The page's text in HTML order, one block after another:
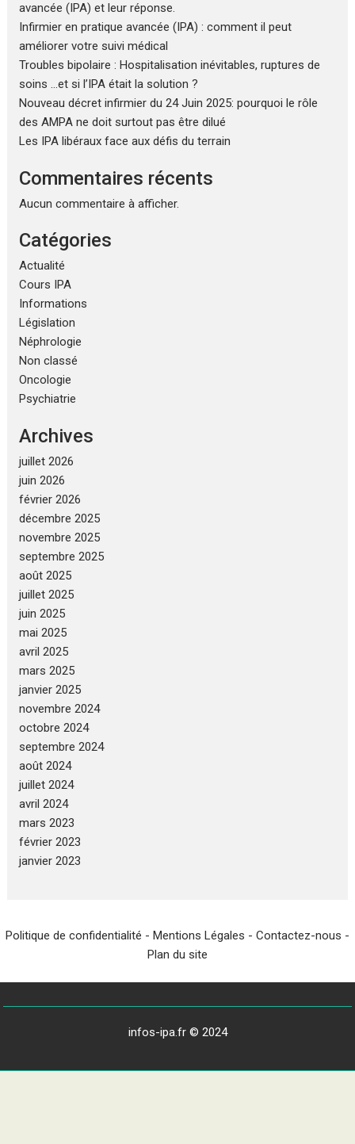
avancée (IPA) et leur réponse.
Infirmier en pratique avancée (IPA) : comment il peut
améliorer votre suivi médical
Troubles bipolaire : Hospitalisation inévitables, ruptures de
soins …et si l’IPA était la solution ?
Nouveau décret infirmier du 24 Juin 2025: pourquoi le rôle
des AMPA ne doit surtout pas être dilué
Les IPA libéraux face aux défis du terrain
Commentaires récents
Aucun commentaire à afficher.
Catégories
Actualité
Cours IPA
Informations
Législation
Néphrologie
Non classé
Oncologie
Psychiatrie
Archives
juillet 2026
juin 2026
février 2026
décembre 2025
novembre 2025
septembre 2025
août 2025
juillet 2025
juin 2025
mai 2025
avril 2025
mars 2025
janvier 2025
novembre 2024
octobre 2024
septembre 2024
août 2024
juillet 2024
avril 2024
mars 2023
février 2023
janvier 2023
Politique de confidentialité - Mentions Légales - Contactez-nous -
Plan du site
infos-ipa.fr © 2024